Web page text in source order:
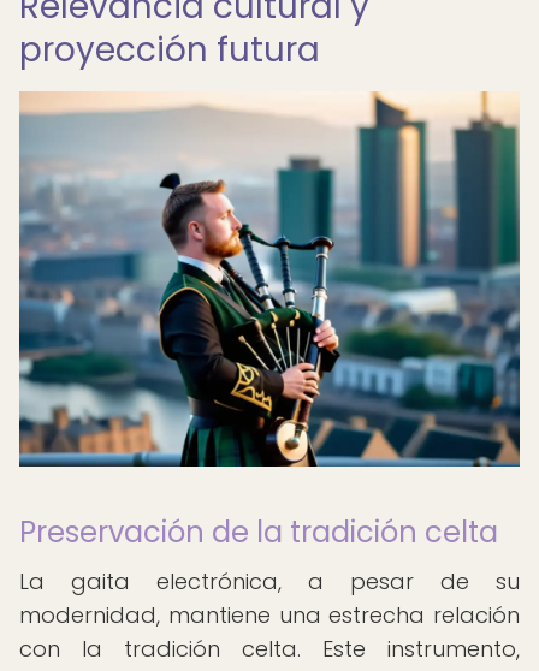
proyección futura
Preservación de la tradición celta
La gaita electrónica, a pesar de su
modernidad, mantiene una estrecha relación
con la tradición celta. Este instrumento,